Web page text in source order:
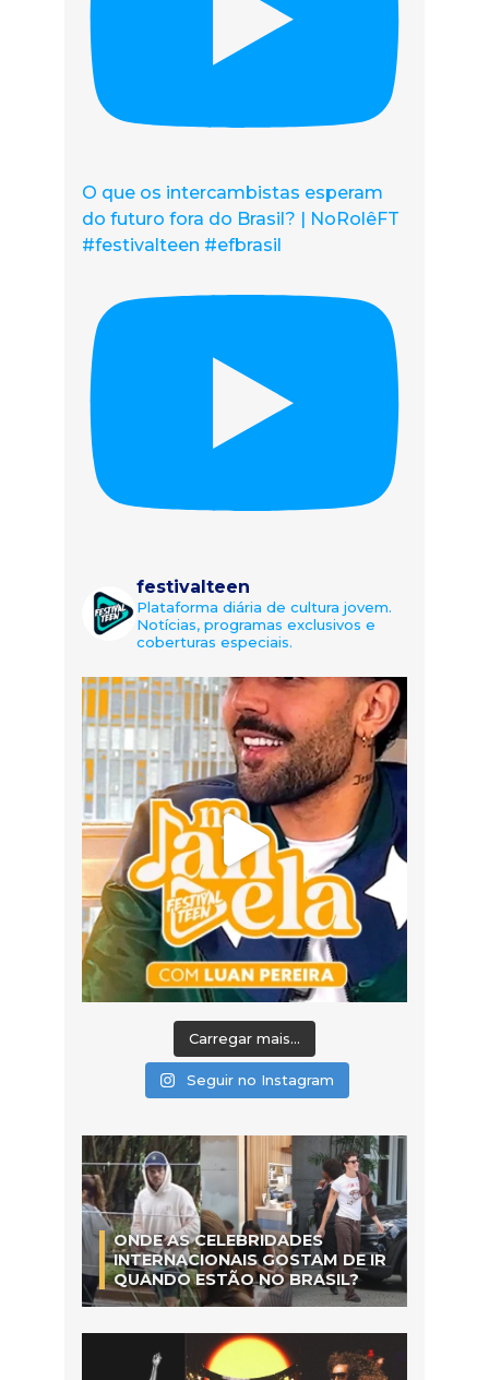
O que os intercambistas esperam
do futuro fora do Brasil? | NoRolêFT
#festivalteen #efbrasil
festivalteen
Plataforma diária de cultura jovem.
Notícias, programas exclusivos e
coberturas especiais.
Carregar mais...
Seguir no Instagram
ONDE AS CELEBRIDADES
INTERNACIONAIS GOSTAM DE IR
QUANDO ESTÃO NO BRASIL?